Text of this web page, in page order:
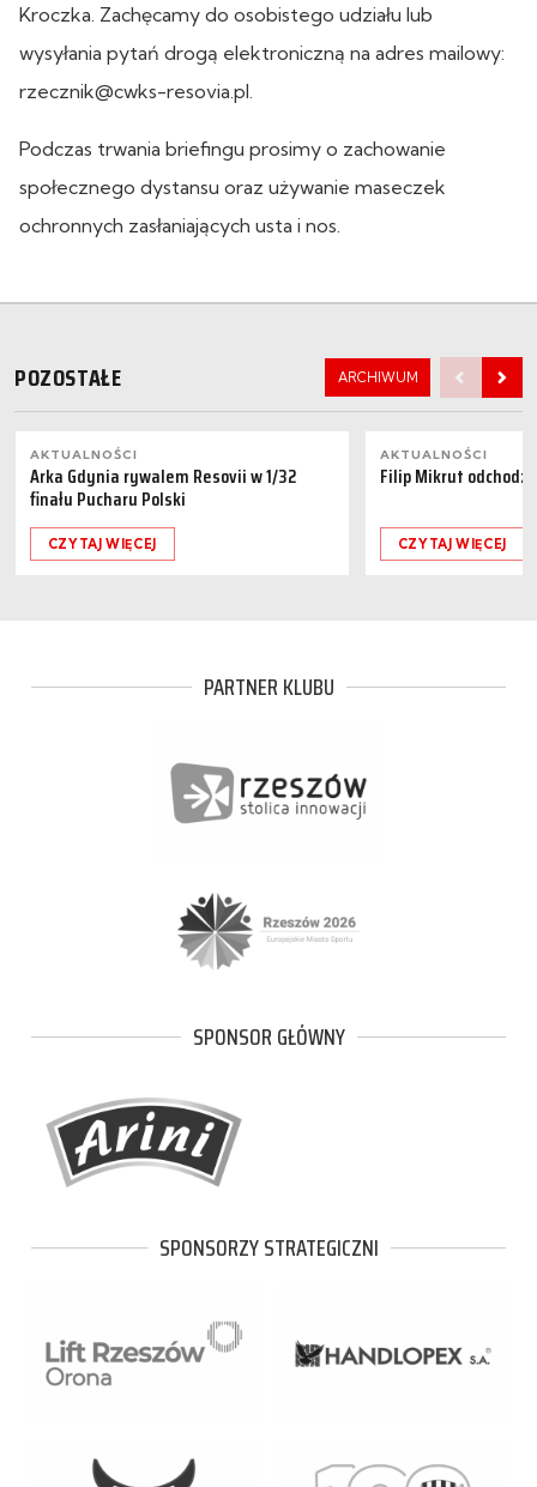
Kroczka. Zachęcamy do osobistego udziału lub
wysyłania pytań drogą elektroniczną na adres mailowy:
rzecznik@cwks-resovia.pl.
Podczas trwania briefingu prosimy o zachowanie
społecznego dystansu oraz używanie maseczek
ochronnych zasłaniających usta i nos.
POZOSTAŁE ARCHIWUM
AKTUALNOŚCI
Arka Gdynia rywalem Resovii w 1/32
finału Pucharu Polski
CZYTAJ WIĘCEJ
AKTUALNOŚCI
Filip Mikrut
CZYTAJ WIĘCEJ
PARTNER KLUBU
SPONSOR GŁÓWNY
SPONSORZY STRATEGICZNI